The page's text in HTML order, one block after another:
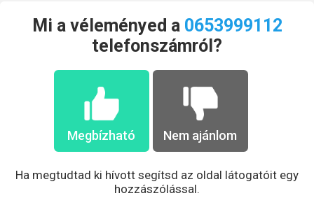
Mi a véleményed a 0653999112
telefonszámról?
Megbízható Nem ajánlom
Ha megtudtad ki hívott segítsd az oldal látogatóit egy
hozzászólással.